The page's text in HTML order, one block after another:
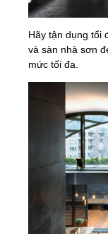
Hãy tận dụng tối
và sàn nhà sơn
mức tối đa.